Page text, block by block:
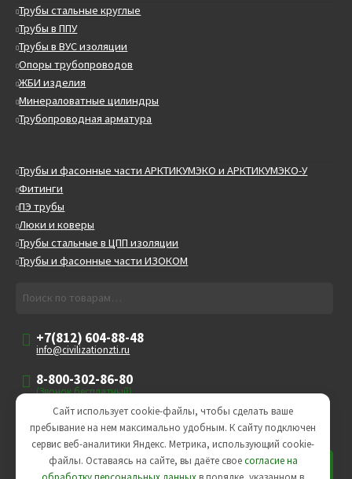
Трубы стальные круглые
Трубы в ППУ
Трубы в ВУС изоляции
Опоры трубопроводов
ЖБИ изделия
Минераловатные цилиндры
Трубопроводная арматура
Трубы и фасонные части АРКТИКУМЭКО и АРКТИКУМЭКО-У
Фитинги
ПЭ трубы
Люки и коверы
Трубы стальные в ЦПП изоляции
Трубы и фасонные части ИЗОКОМ
+7(812) 604-88-48
info@civilizationzti.ru
8-800-302-86-80
(Звонок бесплатный)
Пн-Пт
09:00-18:00
Сайт использует cookie-файлы, чтобы сделать ваше
пребывание на нем максимально удобным. К cайту подключен
сервис веб-аналитики Яндекс. Метрика, использующий cookie-
файлы. Оставаясь на сайте, вы даёте своесогласие на